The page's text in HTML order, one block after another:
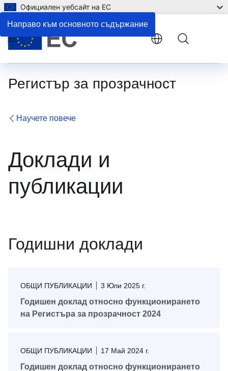
Направо към основното съдържание
Официален уебсайт на ЕС
Регистър за прозрачност
Menu
Научете повече
Доклади и
публикации
Годишни доклади
ОБЩИ ПУБЛИКАЦИИ 3 Юли 2025 г.
Годишен доклад относно функционирането
на Регистъра за прозрачност 2024
ОБЩИ ПУБЛИКАЦИИ 17 Mай 2024 г.
Годишен доклад относно функционирането